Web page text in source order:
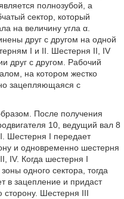
полнозубой, а
сектор, который
на величину угла α.
друг с другом на одной
I и II. Шестерня II, IV
друг с другом. Рабочий
на котором жестко
зацепляющаяся с
После получения
10, ведущий вал 8
Шестерня I передает
и одновременно шестерня
IV. Когда шестерня I
одного сектора, тогда
в зацепление и придаст
Шестерня III